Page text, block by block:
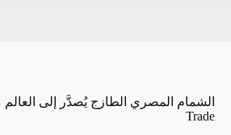
Trade